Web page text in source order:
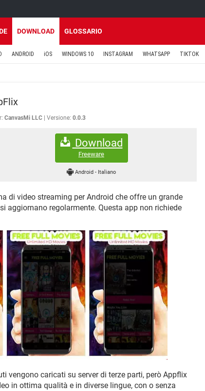
DOWNLOAD GLOSSARIO
ANDROID iOS WINDOWS 10 INSTAGRAM WHATSAPP TIKTOK
CanvasMi LLC Versione: 0.0.3
Download
Freeware
Android- Italiano
di video streaming per Android che offre un grande
aggiornano regolarmente. Questa app non richiede
vengono caricati su server di terze parti, però Appflix
in ottima qualità e in diverse lingue, con o senza